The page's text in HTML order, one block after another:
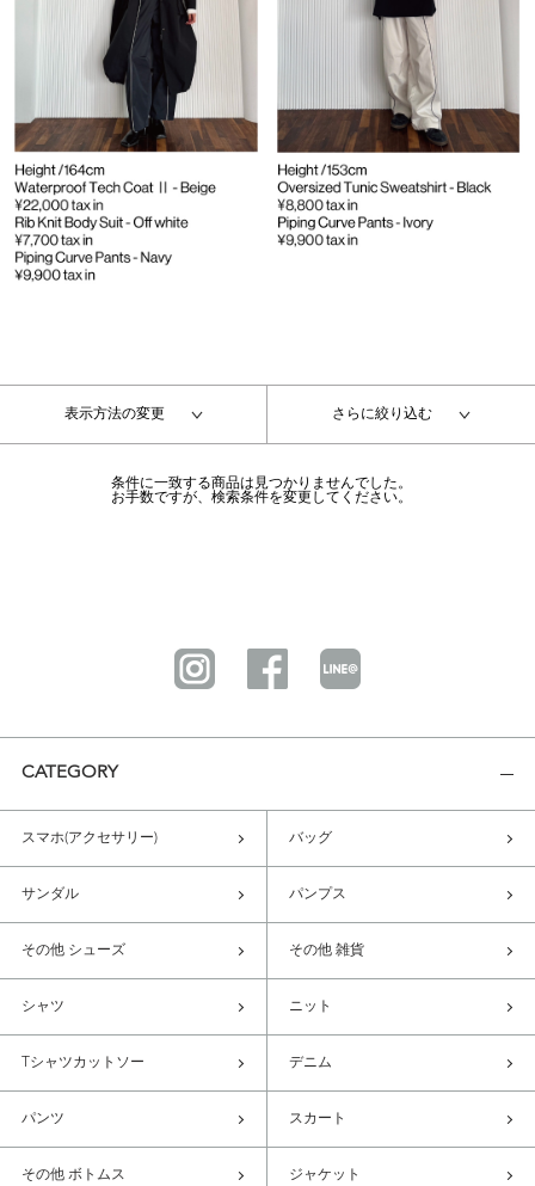
表示方法の変更 さらに絞り込む
条件に一致する商品は見つかりませんでした。
お手数ですが、検索条件を変更してください。
CATEGORY
スマホ(アクセサリー) バッグ
サンダル パンプス
その他 シューズ その他 雑貨
シャツ ニット
Tシャツカットソー デニム
パンツ スカート
その他 ボトムス ジャケット